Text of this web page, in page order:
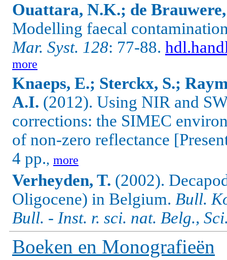
Ouattara, N.K.; de
Modelling faecal
Mar. Syst. 128: 77-88.
more
Knaeps, E.; Sterckx, S.;
A.I. (2012). Using NIR and
corrections: the SIMEC
of non-zero reflectance
4 pp., more
Verheyden, T. (2002).
Oligocene) in Belgium. Bull.
Bull. - Inst. r. sci. nat. Belg.,
Boeken en Monografieën